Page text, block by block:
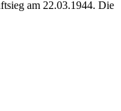
am 22.03.1944. Die